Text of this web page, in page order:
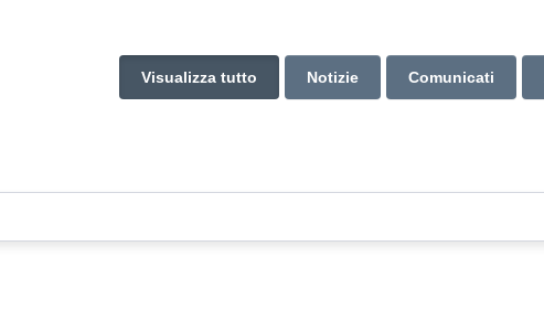
Visualizza tutto Notizie Comunicati